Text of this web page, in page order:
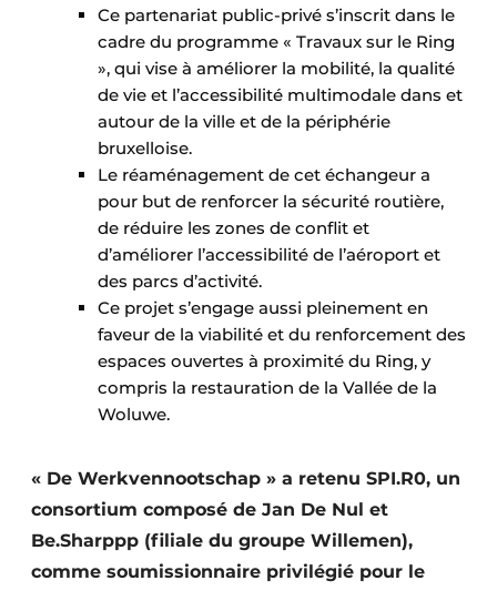
Fondations
Façades
Géotextiles
Infrastructures souterraines et égouttage
Protection solaire
Rénovation
Sécurité incendie
Techniques ferroviaires
Travaux ferroviaires
Ce partenariat public-privé s’inscrit dans le
cadre du programme « Travaux sur le Ring
», qui vise à améliorer la mobilité, la qualité
de vie et l’accessibilité multimodale dans et
autour de la ville et de la périphérie
bruxelloise.
Le réaménagement de cet échangeur a
pour but de renforcer la sécurité routière,
de réduire les zones de conflit et
d’améliorer l’accessibilité de l’aéroport et
des parcs d’activité.
Ce projet s’engage aussi pleinement en
faveur de la viabilité et du renforcement des
espaces ouvertes à proximité du Ring, y
compris la restauration de la Vallée de la
Woluwe.
« De Werkvennootschap » a retenu SPI.R0, un
consortium composé de Jan De Nul et
Be.Sharppp (filiale du groupe Willemen),
comme soumissionnaire privilégié pour le